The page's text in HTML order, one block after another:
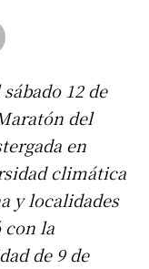
12 de
del
en
climática
y localidades
con la
de 9 de